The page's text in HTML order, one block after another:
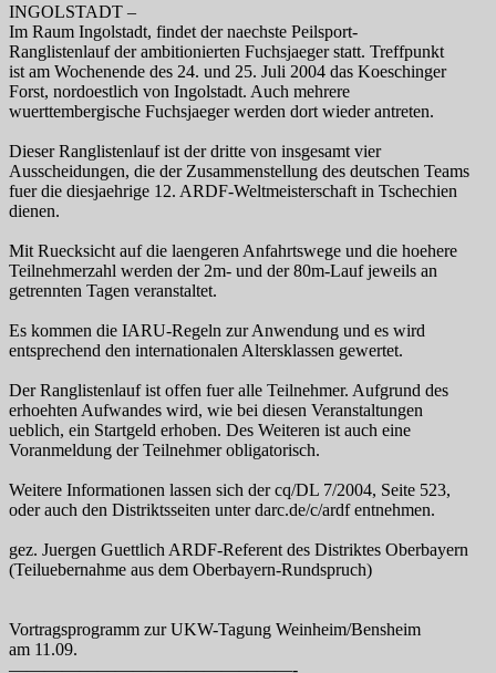
INGOLSTADT –
Im Raum Ingolstadt, findet der naechste Peilsport-
Ranglistenlauf der ambitionierten Fuchsjaeger statt. Treffpunkt
ist am Wochenende des 24. und 25. Juli 2004 das Koeschinger
Forst, nordoestlich von Ingolstadt. Auch mehrere
wuerttembergische Fuchsjaeger werden dort wieder antreten.
Dieser Ranglistenlauf ist der dritte von insgesamt vier
Ausscheidungen, die der Zusammenstellung des deutschen Teams
fuer die diesjaehrige 12. ARDF-Weltmeisterschaft in Tschechien
dienen.
Mit Ruecksicht auf die laengeren Anfahrtswege und die hoehere
Teilnehmerzahl werden der 2m- und der 80m-Lauf jeweils an
getrennten Tagen veranstaltet.
Es kommen die IARU-Regeln zur Anwendung und es wird
entsprechend den internationalen Altersklassen gewertet.
Der Ranglistenlauf ist offen fuer alle Teilnehmer. Aufgrund des
erhoehten Aufwandes wird, wie bei diesen Veranstaltungen
ueblich, ein Startgeld erhoben. Des Weiteren ist auch eine
Voranmeldung der Teilnehmer obligatorisch.
Weitere Informationen lassen sich der cq/DL 7/2004, Seite 523,
oder auch den Distriktsseiten unter darc.de/c/ardf entnehmen.
gez. Juergen Guettlich ARDF-Referent des Distriktes Oberbayern
(Teiluebernahme aus dem Oberbayern-Rundspruch)
Vortragsprogramm zur UKW-Tagung Weinheim/Bensheim
am 11.09.
————————————————-